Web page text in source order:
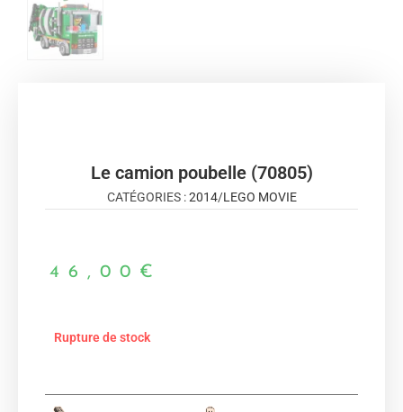
Le camion poubelle (70805)
CATÉGORIES :2014/LEGO MOVIE
46,00 €
Rupture de stock